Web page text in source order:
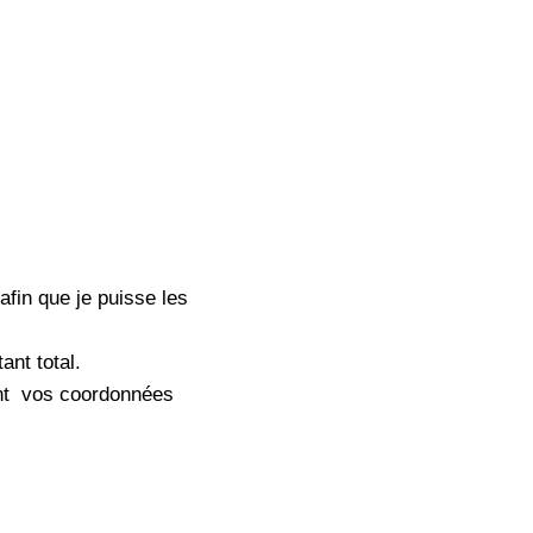
que je puisse les
total.
vos coordonnées